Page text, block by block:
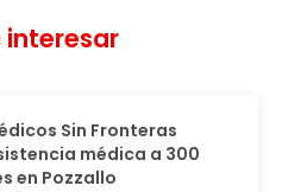
interesar
Sin Fronteras
médica a 300
en Pozzallo